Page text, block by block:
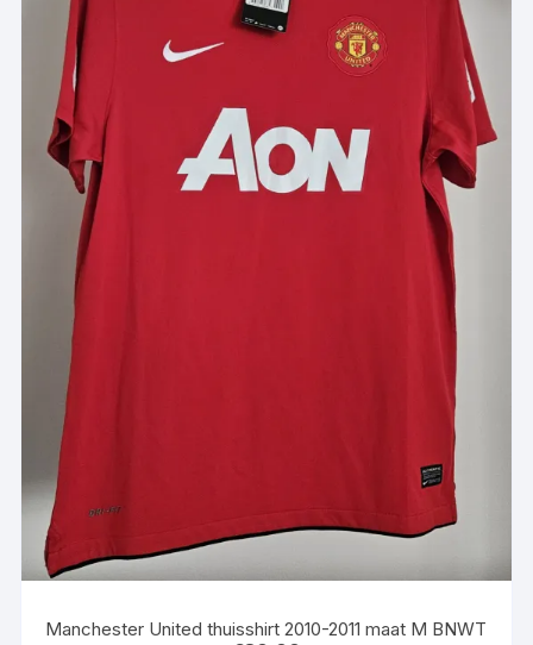
Manchester United thuisshirt 2010-2011 maat M BNWT